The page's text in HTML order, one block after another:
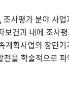
사평가 분야 사
건과 내에 조사
획사업의 장단
을 학술적으로